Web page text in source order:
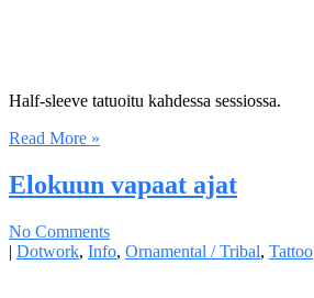
Half-sleeve tatuoitu kahdessa sessiossa.
Read More »
Elokuun vapaat ajat
No Comments
| Dotwork, Info, Ornamental / Tribal, Tattoo